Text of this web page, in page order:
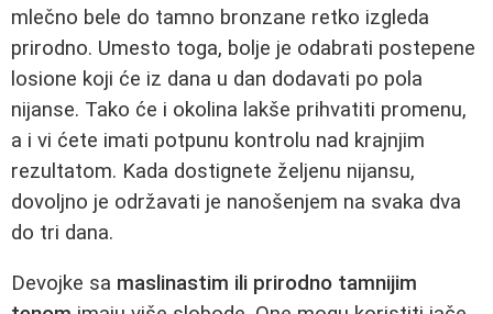
mlečno bele do tamno bronzane retko izgleda
prirodno. Umesto toga, bolje je odabrati postepene
losione koji će iz dana u dan dodavati po pola
nijanse. Tako će i okolina lakše prihvatiti promenu,
a i vi ćete imati potpunu kontrolu nad krajnjim
rezultatom. Kada dostignete željenu nijansu,
dovoljno je održavati je nanošenjem na svaka dva
do tri dana.
Devojke sa maslinastim ili prirodno tamnijim